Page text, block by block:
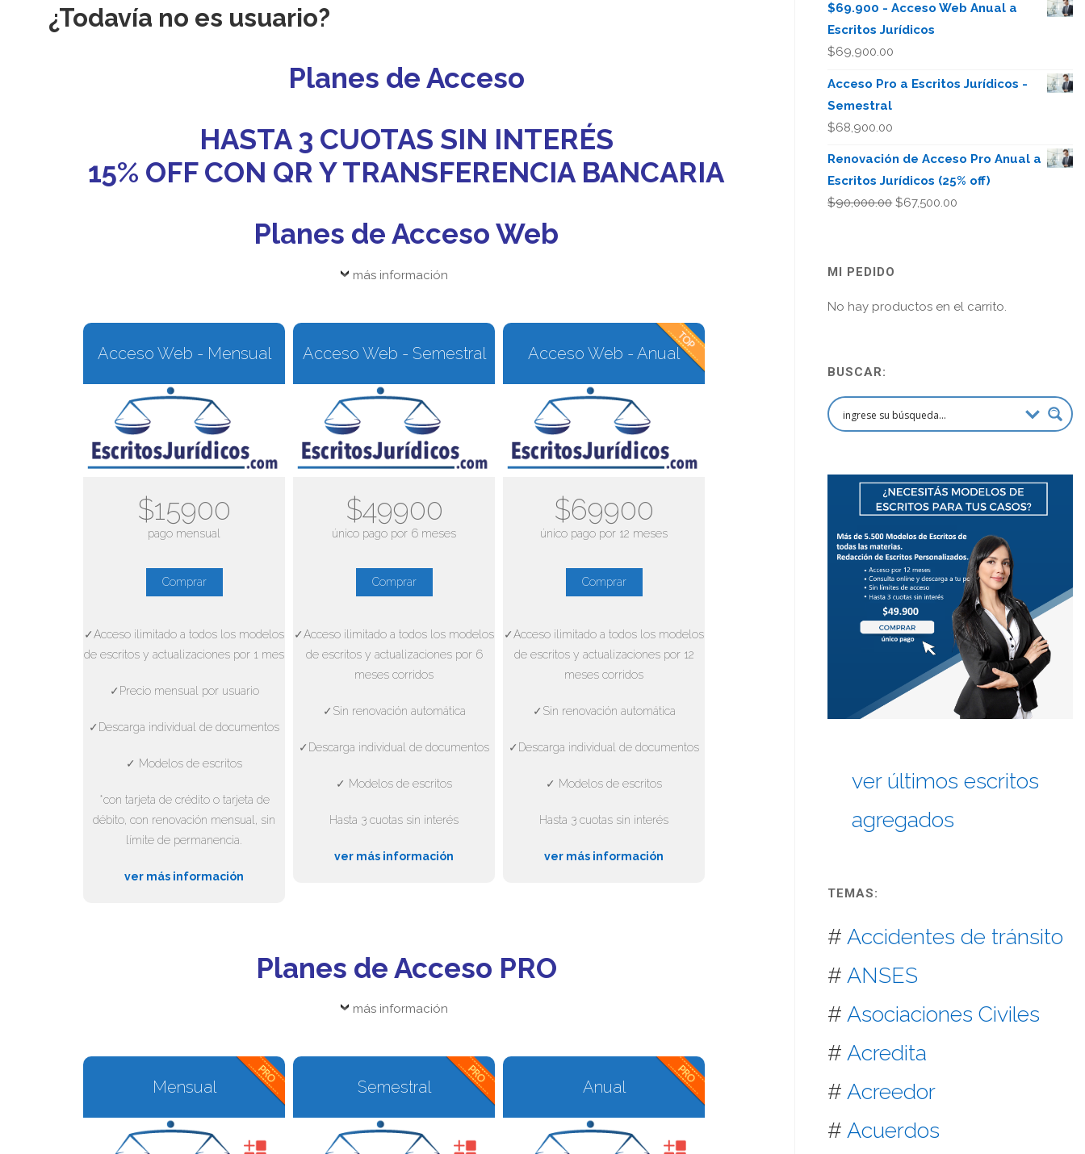
¿Todavía no es usuario?
Planes de Acceso
HASTA 3 CUOTAS SIN INTERÉS
15% OFF CON QR Y TRANSFERENCIA BANCARIA
Planes de Acceso Web
más información
Acceso Web - Mensual
$15900
pago mensual
Comprar
✓Acceso ilimitado a todos los modelos
de escritos y actualizaciones por 1 mes
✓Precio mensual por usuario
✓Descarga individual de documentos
✓ Modelos de escritos
*con tarjeta de crédito o tarjeta de
débito, con renovación mensual, sin
límite de permanencia.
ver más información
Acceso Web - Semestral
$49900
único pago por 6 meses
Comprar
✓Acceso ilimitado a todos los modelos
de escritos y actualizaciones por 6
meses corridos
✓Sin renovación automática
✓Descarga individual de documentos
✓ Modelos de escritos
Hasta 3 cuotas sin interés
ver más información
Acceso Web - Anual
$69900
único pago por 12 meses
Comprar
✓Acceso ilimitado a todos los modelos
de escritos y actualizaciones por 12
meses corridos
✓Sin renovación automática
✓Descarga individual de documentos
✓ Modelos de escritos
Hasta 3 cuotas sin interés
ver más información
Planes de Acceso PRO
más información
Mensual Semestral Anual
$69.900 - Acceso Web Anual a
Escritos Jurídicos
$69,900.00
Acceso Pro a Escritos Jurídicos -
Semestral
$68,900.00
Renovación de Acceso Pro Anual a
Escritos Jurídicos (25% off)
$90,000.00 El
$67,500.00
MI PEDIDO
No hay productos en el carrito.
BUSCAR:
ver últimos escritos
agregados
TEMAS:
# Accidentes de tránsito
# ANSES
# Asociaciones Civiles
# Acredita
# Acreedor
# Acuerdos